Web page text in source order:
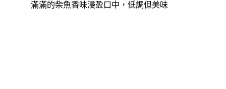
滿滿的柴魚香味浸盈口中，低調但美味